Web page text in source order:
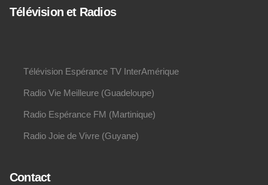
Télévision et Radios
Télévision Espérance TV InterAmérique
Radio Vie Meilleure (Guadeloupe)
Radio Espérance FM (Martinique)
Radio Joie de Vivre (Guyane)
Contact